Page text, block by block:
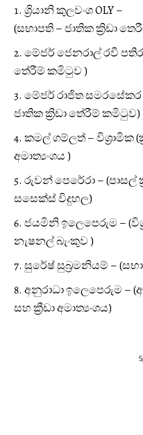
ශ්‍රියානි කුලවංශ OLY –
(සභාපති – ජාතික ක්‍රිඩා
මේජර් ජෙනරාල් රවී
තේරීම් කමිටුව )
මේජර් රාජිත
ජාතික ක්‍රිඩා තේරීම් කමිටුව)
කමල් ගම්ලත් – විශ්‍රාමික
අමාත්‍යංශය )
රුවන් පෙරේරා – (පාසල්
සසෙක්ස් විදුහල)
ජයමිනි ඉලෙපෙරුම –
නැෂනල් බැංකුව )
සුරේෂ් සුබ්‍රමනියම් –
අනුරාධා ඉලෙපෙරුම
සහ ක්‍රීඩා අමාත්‍යංශය)